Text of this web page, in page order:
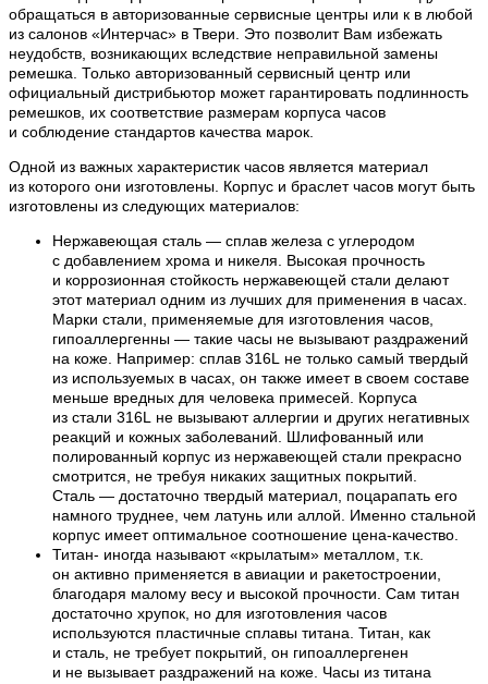
обращаться в авторизованные сервисные центры или к в любой
из салонов «Интерчас» в Твери. Это позволит Вам избежать
неудобств, возникающих вследствие неправильной замены
ремешка. Только авторизованный сервисный центр или
официальный дистрибьютор может гарантировать подлинность
ремешков, их соответствие размерам корпуса часов
и соблюдение стандартов качества марок.
Одной из важных характеристик часов является материал
из которого они изготовлены. Корпус и браслет часов могут быть
изготовлены из следующих материалов:
Нержавеющая сталь — сплав железа с углеродом
с добавлением хрома и никеля. Высокая прочность
и коррозионная стойкость нержавеющей стали делают
этот материал одним из лучших для применения в часах.
Марки стали, применяемые для изготовления часов,
гипоаллергенны — такие часы не вызывают раздражений
на коже. Например: сплав 316L не только самый твердый
из используемых в часах, он также имеет в своем составе
меньше вредных для человека примесей. Корпуса
из стали 316L не вызывают аллергии и других негативных
реакций и кожных заболеваний. Шлифованный или
полированный корпус из нержавеющей стали прекрасно
смотрится, не требуя никаких защитных покрытий.
Сталь — достаточно твердый материал, поцарапать его
намного труднее, чем латунь или аллой. Именно стальной
корпус имеет оптимальное соотношение цена-качество.
Титан- иногда называют «крылатым» металлом, т.к.
он активно применяется в авиации и ракетостроении,
благодаря малому весу и высокой прочности. Сам титан
достаточно хрупок, но для изготовления часов
используются пластичные сплавы титана. Титан, как
и сталь, не требует покрытий, он гипоаллергенен
и не вызывает раздражений на коже. Часы из титана